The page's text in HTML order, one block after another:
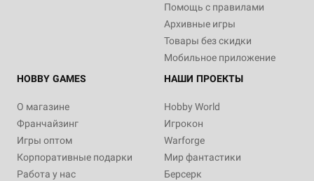
Помощь с правилами
Архивные игры
Товары без скидки
Мобильное приложение
HOBBY GAMES
О магазине
Франчайзинг
Игры оптом
Корпоративные подарки
Работа у нас
НАШИ ПРОЕКТЫ
Hobby World
Игрокон
Warforge
Мир фантастики
Берсерк